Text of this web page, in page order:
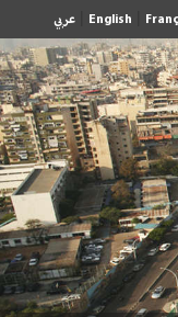
English عربي